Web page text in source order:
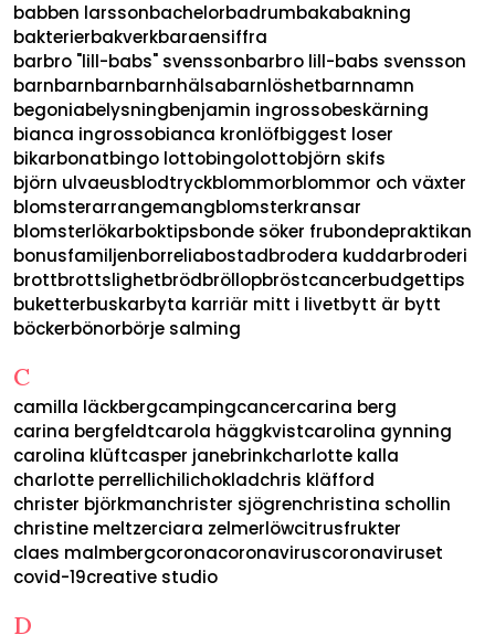
babben larssonbachelorbadrumbakabakning
bakterierbakverkbaraensiffra
barbro "lill-babs" svenssonbarbro lill-babs svensson
barnbarnbarnbarnhälsabarnlöshetbarnnamn
begoniabelysningbenjamin ingrossobeskärning
bianca ingrossobianca kronlöfbiggest loser
bikarbonatbingo lottobingolottobjörn skifs
björn ulvaeusblodtryckblommorblommor och växter
blomsterarrangemangblomsterkransar
blomsterlökarboktipsbonde söker frubondepraktikan
bonusfamiljenborreliabostadbrodera kuddarbroderi
brottbrottslighetbrödbröllopbröstcancerbudgettips
buketterbuskarbyta karriär mitt i livetbytt är bytt
böckerbönorbörje salming
C
camilla läckbergcampingcancercarina berg
carina bergfeldtcarola häggkvistcarolina gynning
carolina klüftcasper janebrinkcharlotte kalla
charlotte perrellichilichokladchris kläfford
christer björkmanchrister sjögrenchristina schollin
christine meltzerciara zelmerlöwcitrusfrukter
claes malmbergcoronacoronaviruscoronaviruset
covid-19creative studio
D